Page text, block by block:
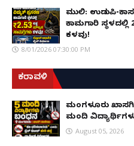
ಮುಲ್ಕಿ: ಉಡುಪಿ-
ಕಾಮಗಾರಿ ಸ್ಥಳದಲ್ಲಿ
ಕಳವು!
8/01/2026 07:30:00 PM
ಕರಾವಳಿ
ಮಂಗಳೂರು ಖಾಸಗಿ
ಮಂದಿ
August 05, 2026